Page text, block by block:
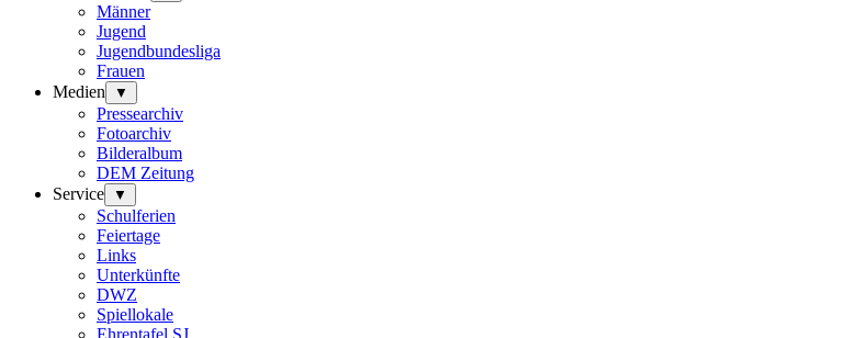
Männer
Jugend
Jugendbundesliga
Frauen
Medien
▼
Pressearchiv
Fotoarchiv
Bilderalbum
DEM Zeitung
Service
▼
Schulferien
Feiertage
Links
Unterkünfte
DWZ
Spiellokale
Ehrentafel SJ